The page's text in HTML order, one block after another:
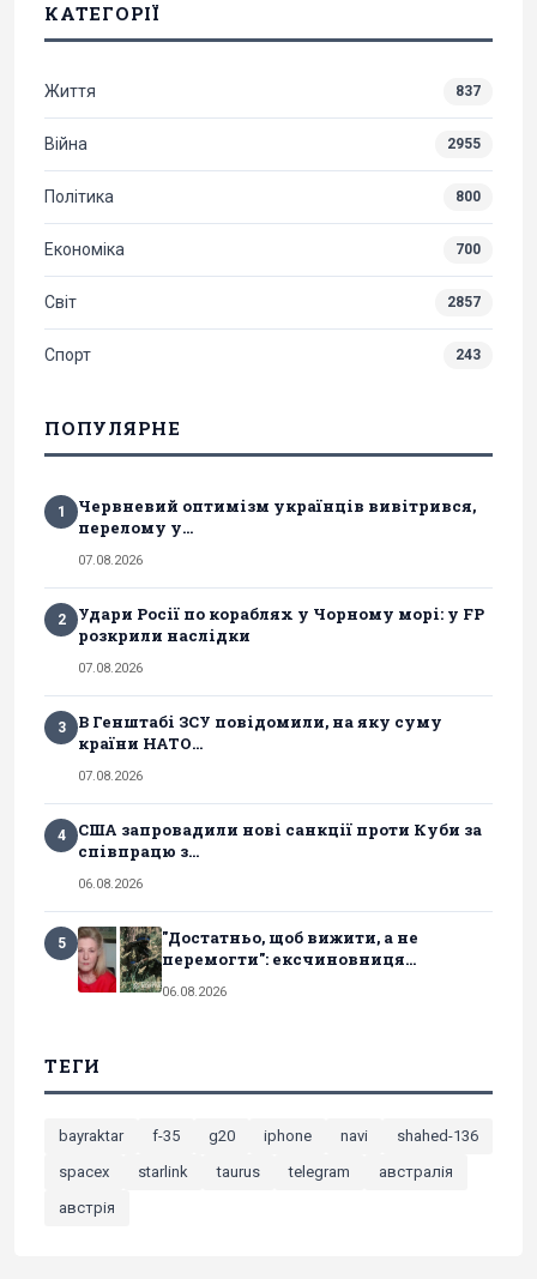
КАТЕГОРІЇ
Життя 837
Війна 2955
Політика 800
Економіка 700
Світ 2857
Спорт 243
ПОПУЛЯРНЕ
1
Червневий оптимізм українців вивітрився,
перелому у...
07.08.2026
2
Удари Росії по кораблях у Чорному морі: у FP
розкрили наслідки
07.08.2026
3
В Генштабі ЗСУ повідомили, на яку суму
країни НАТО...
07.08.2026
4
США запровадили нові санкції проти Куби за
співпрацю з...
06.08.2026
5
"Достатньо, щоб вижити, а не
перемогти": ексчиновниця...
06.08.2026
ТЕГИ
bayraktar f-35 g20 iphone navi
shahed-136
spacex
starlink taurus telegram
австралія
австрія